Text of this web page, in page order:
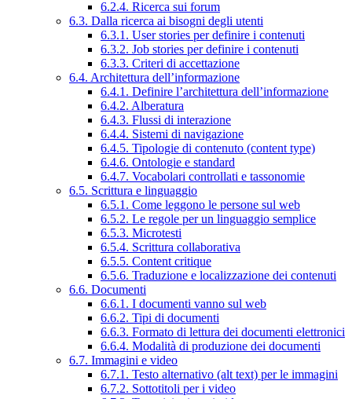
6.2.4. Ricerca sui forum
6.3. Dalla ricerca ai bisogni degli utenti
6.3.1. User stories per definire i contenuti
6.3.2. Job stories per definire i contenuti
6.3.3. Criteri di accettazione
6.4. Architettura dell’informazione
6.4.1. Definire l’architettura dell’informazione
6.4.2. Alberatura
6.4.3. Flussi di interazione
6.4.4. Sistemi di navigazione
6.4.5. Tipologie di contenuto (content type)
6.4.6. Ontologie e standard
6.4.7. Vocabolari controllati e tassonomie
6.5. Scrittura e linguaggio
6.5.1. Come leggono le persone sul web
6.5.2. Le regole per un linguaggio semplice
6.5.3. Microtesti
6.5.4. Scrittura collaborativa
6.5.5. Content critique
6.5.6. Traduzione e localizzazione dei contenuti
6.6. Documenti
6.6.1. I documenti vanno sul web
6.6.2. Tipi di documenti
6.6.3. Formato di lettura dei documenti elettronici
6.6.4. Modalità di produzione dei documenti
6.7. Immagini e video
6.7.1. Testo alternativo (alt text) per le immagini
6.7.2. Sottotitoli per i video